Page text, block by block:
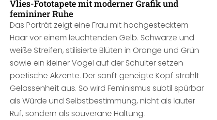
Vlies-Fototapete mit moderner Grafik und
femininer Ruhe
Das Porträt zeigt eine Frau mit hochgestecktem
Haar vor einem leuchtenden Gelb. Schwarze und
weiße Streifen, stilisierte Blüten in Orange und Grün
sowie ein kleiner Vogel auf der Schulter setzen
poetische Akzente. Der sanft geneigte Kopf strahlt
Gelassenheit aus. So wird Feminismus subtil spürbar
als Würde und Selbstbestimmung, nicht als lauter
Ruf, sondern als souveräne Haltung.